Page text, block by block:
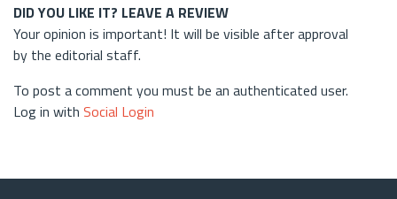
DID YOU LIKE IT? LEAVE A REVIEW
Your opinion is important! It will be visible after approval
by the editorial staff.
To post a comment you must be an authenticated user.
Log in with Social Login